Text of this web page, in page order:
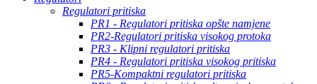
Regulatori pritiska
PR1 - Regulatori pritiska opšte namjene
PR2-Regulatori pritiska visokog protoka
PR3 - Klipni regulatori pritiska
PR4 - Regulatori pritiska visokog pritiska
PR5-Kompaktni regulatori pritiska